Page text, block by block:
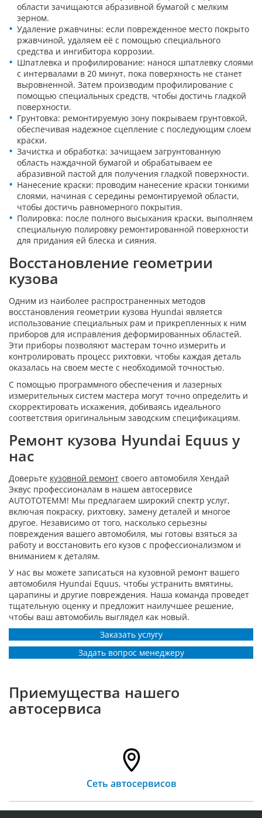
области зачищаются абразивной бумагой с мелким
зерном.
Удаление ржавчины: если поврежденное место покрыто
ржавчиной, удаляем её с помощью специального
средства и ингибитора коррозии.
Шпатлевка и профилирование: нанося шпатлевку слоями
с интервалами в 20 минут, пока поверхность не станет
выровненной. Затем производим профилирование с
помощью специальных средств, чтобы достичь гладкой
поверхности.
Грунтовка: ремонтируемую зону покрываем грунтовкой,
обеспечивая надежное сцепление с последующим слоем
краски.
Зачистка и обработка: зачищаем загрунтованную
область наждачной бумагой и обрабатываем ее
абразивной пастой для получения гладкой поверхности.
Нанесение краски: проводим нанесение краски тонкими
слоями, начиная с середины ремонтируемой области,
чтобы достичь равномерного покрытия.
Полировка: после полного высыхания краски, выполняем
специальную полировку ремонтированной поверхности
для придания ей блеска и сияния.
Восстановление геометрии
кузова
Одним из наиболее распространенных методов
восстановления геометрии кузова Hyundai является
использование специальных рам и прикрепленных к ним
приборов для исправления деформированных областей.
Эти приборы позволяют мастерам точно измерить и
контролировать процесс рихтовки, чтобы каждая деталь
оказалась на своем месте с необходимой точностью.
С помощью программного обеспечения и лазерных
измерительных систем мастера могут точно определить и
скорректировать искажения, добиваясь идеального
соответствия оригинальным заводским спецификациям.
Ремонт кузова Hyundai Equus у
нас
Доверьте кузовной ремонт своего автомобиля Хендай
Эквус профессионалам в нашем автосервисе
AUTOTOTEMM! Мы предлагаем широкий спектр услуг,
включая покраску, рихтовку, замену деталей и многое
другое. Независимо от того, насколько серьезны
повреждения вашего автомобиля, мы готовы взяться за
работу и восстановить его кузов с профессионализмом и
вниманием к деталям.
У нас вы можете записаться на кузовной ремонт вашего
автомобиля Hyundai Equus, чтобы устранить вмятины,
царапины и другие повреждения. Наша команда проведет
тщательную оценку и предложит наилучшее решение,
чтобы ваш автомобиль выглядел как новый.
Заказать услугу
Задать вопрос менеджеру
Приемущества нашего
автосервиса
Сеть автосервисов